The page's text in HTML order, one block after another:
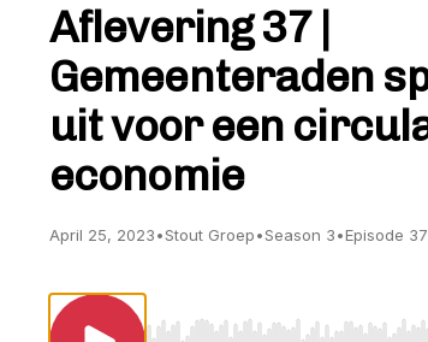
Aflevering 37 |
Gemeenteraden
uit voor een
economie
April 25, 2023•Stout Groep•Season 3•Episode 37